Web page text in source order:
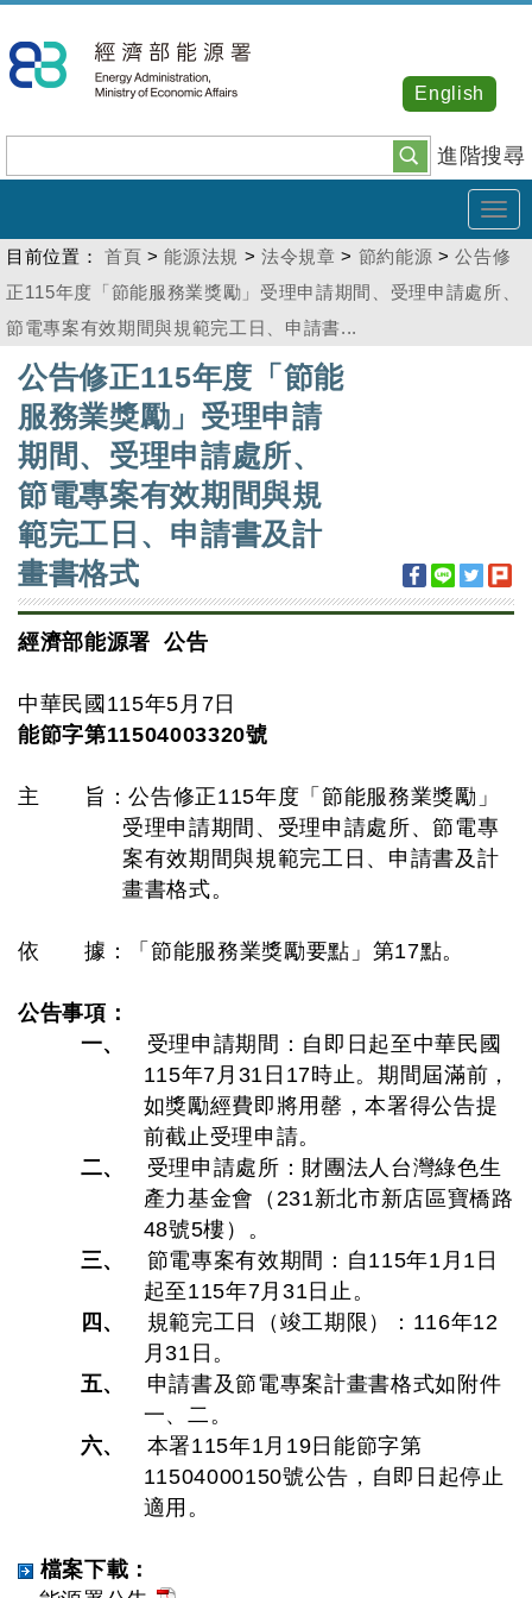
到
主
內
容
進階搜尋
English
目前位置： 首頁 >能源法規 >法令規章 > 節約能源 >公告修
正115年度「節能服務業獎勵」受理申請期間、受理申請處所、
節電專案有效期間與規範完工日、申請書...
:::
公告修正115年度「節能
服務業獎勵」受理申請
期間、受理申請處所、
節電專案有效期間與規
範完工日、申請書及計
畫書格式
經濟部能源署 公告
中華民國115年5月7日
能節字第11504003320號
主 旨：公告修正115年度「節能服務業獎勵」
受理申請期間、受理申請處所、節電專
案有效期間與規範完工日、申請書及計
畫書格式。
依 據：「節能服務業獎勵要點」第17點。
公告事項：
一、 受理申請期間：自即日起至中華民國
115年7月31日17時止。期間屆滿前，
如獎勵經費即將用罄，本署得公告提
前截止受理申請。
二、 受理申請處所：財團法人台灣綠色生
產力基金會（231新北市新店區寶橋路
48號5樓）。
三、 節電專案有效期間：自115年1月1日
起至115年7月31日止。
四、 規範完工日（竣工期限）：116年12
月31日。
五、 申請書及節電專案計畫書格式如附件
一、二。
六、 本署115年1月19日能節字第
11504000150號公告，自即日起停止
適用。
檔案下載：